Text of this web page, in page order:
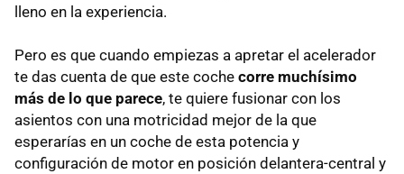
lleno en la experiencia.
Pero es que cuando empiezas a apretar el acelerador
te das cuenta de que este coche corre muchísimo
más de lo que parece, te quiere fusionar con los
asientos con una motricidad mejor de la que
esperarías en un coche de esta potencia y
configuración de motor en posición delantera-central y